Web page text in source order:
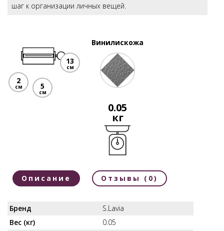
шаг к организации личных вещей.
2
см
13
см
5
см
Винилискожа
0.05
кг
Описание Отзывы (0)
Бренд
S.Lavia
Вес (кг)
0.05